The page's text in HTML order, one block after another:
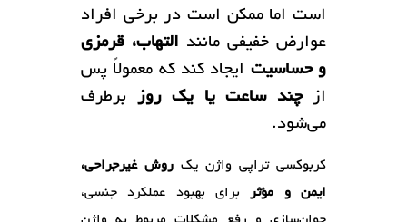
است اما ممکن است در برخی افراد
عوارض خفیفی مانند التهاب، قرمزی
و حساسیت ایجاد کند که معمولاً پس
ازچند ساعت یا یک روز برطرف
می‌شود.
کربوکسی تراپی واژن یک روش غیرجراحی،
ایمن و مؤثربرای بهبود عملکرد جنسی،